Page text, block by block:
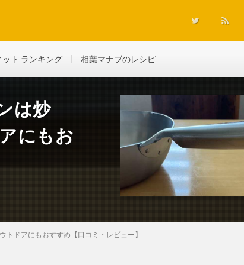
ット ランキング 相葉マナブのレシピ
は炒
にもお
トドアにもおすすめ【口コミ・レビュー】